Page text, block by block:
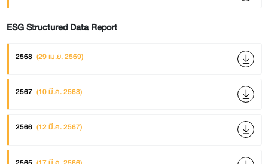
ESG Structured Data Report
2568 (29 เม.ย. 2569)
2567 (10 มี.ค. 2568)
2566 (12 มี.ค. 2567)